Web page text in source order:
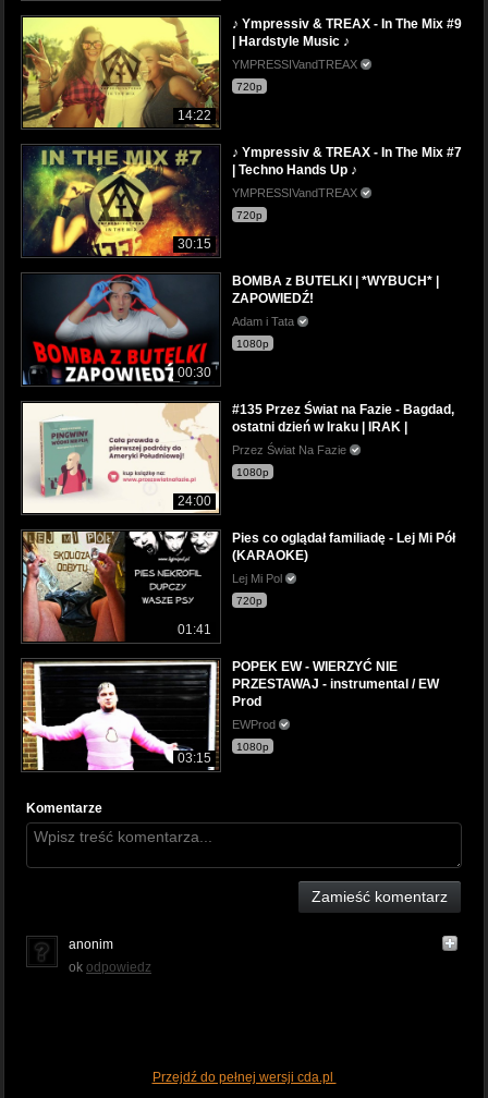
14:22
♪ Ympressiv & TREAX - In The Mix #9
| Hardstyle Music ♪
YMPRESSIVandTREAX
720p
30:15
♪ Ympressiv & TREAX - In The Mix #7
| Techno Hands Up ♪
YMPRESSIVandTREAX
720p
00:30
BOMBA z BUTELKI | *WYBUCH* |
ZAPOWIEDŹ!
Adam i Tata
1080p
24:00
#135 Przez Świat na Fazie - Bagdad,
ostatni dzień w Iraku | IRAK |
Przez Świat Na Fazie
1080p
01:41
Pies co oglądał familiadę - Lej Mi Pół
(KARAOKE)
Lej Mi Pol
720p
03:15
POPEK EW - WIERZYĆ NIE
PRZESTAWAJ - instrumental / EW
Prod
EWProd
1080p
Komentarze
Zamieść komentarz
anonim
ok odpowiedz
Przejdź do pełnej wersji cda.pl